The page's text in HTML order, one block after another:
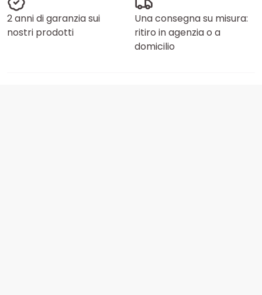
2 anni di garanzia sui
nostri prodotti
Una consegna su misura:
ritiro in agenzia o a
domicilio